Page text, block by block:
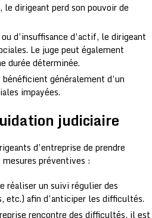
dirigeant perd son pouvoir de
d’insuffisance d’actif, le dirigeant
Le juge peut également
durée déterminée.
généralement d’un
impayées.
judiciaire
d’entreprise de prendre
préventives :
un suivi régulier des
etc.) afin d’anticiper les difficultés.
rencontre des difficultés, il est